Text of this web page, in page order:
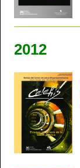
2012